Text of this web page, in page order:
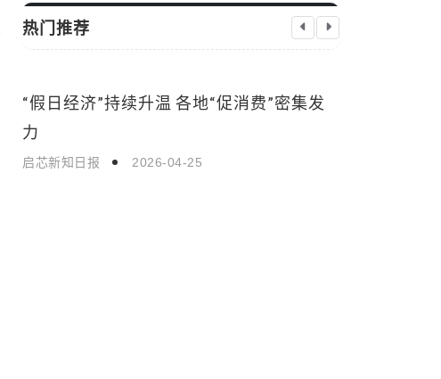
热门推荐
国际新闻
“假日经济”持续升温 各地“促消费”密集发
力
启芯新知日报 2026-04-25